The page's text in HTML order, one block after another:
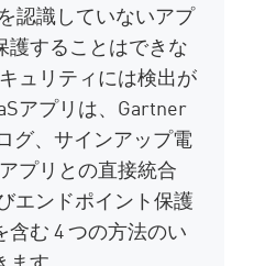
認識していないアプ
護することはできな
ュリティには検出が
アプリは、Gartner
グ、サインアップ電
プリとの直接統合
エンドポイント保護
含む 4 つの方法のい